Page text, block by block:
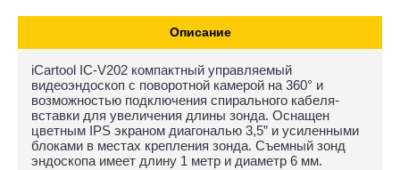
Описание
iCartool IC-V202 компактный управляемый
видеоэндоскоп с поворотной камерой на 360° и
возможностью подключения спирального кабеля-
вставки для увеличения длины зонда. Оснащен
цветным IPS экраном диагональю 3,5” и усиленными
блоками в местах крепления зонда. Съемный зонд
эндоскопа имеет длину 1 метр и диаметр 6 мм.